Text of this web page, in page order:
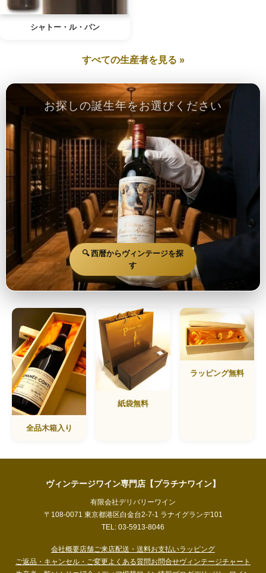
シャトー・ル・パン
すべての生産者を見る »
お探しの誕生年をお選びください
🔍 西暦からヴィンテージを探
す
全品木箱入り
紙袋無料
ラッピング無料
ヴィンテージワイン専門店【プラチナワイン】
有限会社デリバリーワイン
〒108-0071 東京都港区白金台2-7-1 ラナイグランデ101
TEL: 03-5913-8046
会社概要店舗ご来店配送・送料お支払いラッピング
ご返品・キャンセル・ご変更よくある質問お問合せヴィンテージチャート